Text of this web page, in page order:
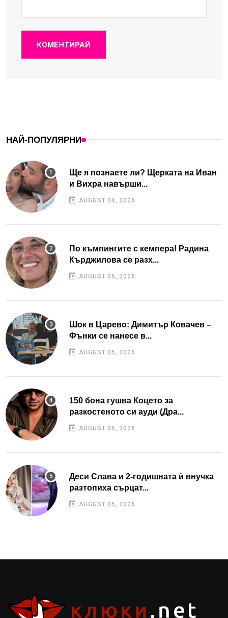
КОМЕНТИРАЙ
НАЙ-ПОПУЛЯРНИ
Ще я познаете ли? Щерката на Иван
и Вихра навърши...
AUGUST 04, 2026
По къмпингите с кемпера! Радина
Кърджилова се разх...
AUGUST 05, 2026
Шок в Царево: Димитър Ковачев –
Фънки се нанесе в...
AUGUST 05, 2026
150 бона гушва Коцето за
разкостеното си ауди (Дра...
AUGUST 05, 2026
Деси Слава и 2-годишната ѝ внучка
разтопиха сърцат...
AUGUST 05, 2026